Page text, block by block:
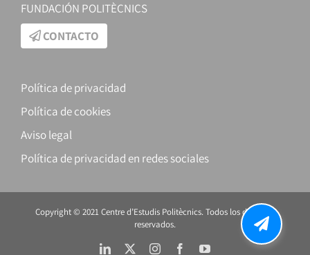
FUNDACIÓN POLITÈCNICS
CONTACTO
Política de privacidad
Política de cookies
Aviso legal
Política de privacidad en redes sociales
Copyright © 2021 Centre d’Estudis Politècnics. Todos los derechos
reservados.
LinkedIn InstagramFacebookYouTube